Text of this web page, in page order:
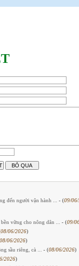
đến người vận hành ... - (09/
vững cho nông dân ... - (09/
08/06/2026)
08/06/2026)
sầu riêng, cà ... - (08/06/2026)
2026)